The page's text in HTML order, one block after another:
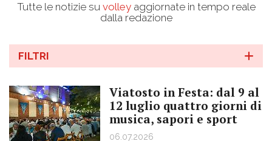
Tutte le notizie su volleyaggiornate in tempo reale
dalla redazione
FILTRI
Viatosto in Festa: dal 9 al
12 luglio quattro giorni di
musica, sapori e sport
06.07.2026